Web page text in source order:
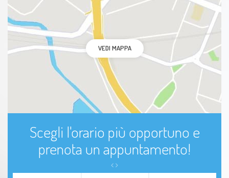
VEDI MAPPA
Scegli l'orario più opportuno e
prenota un appuntamento!